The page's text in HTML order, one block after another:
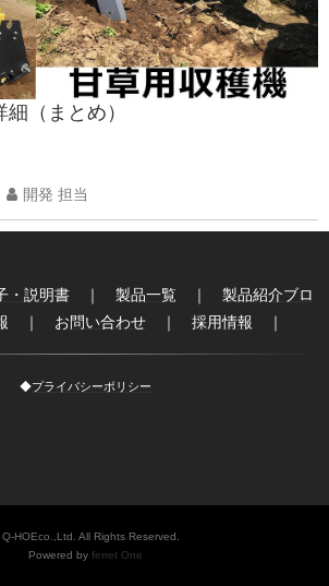
採用情報
更新履歴
製品紹介ブログ
（まとめ）
開発 担当
・説明書 ｜ 製品一覧 ｜ 製品紹介ブロ
｜ お問い合わせ ｜ 採用情報 ｜
◆プライバシーポリシー
HOEco.,Ltd. All Rights Reserved.
Powered by ferret One